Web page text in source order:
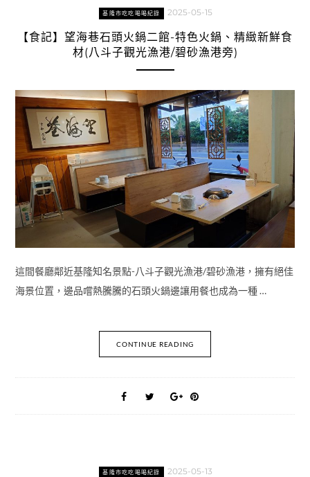
基隆市吃吃喝喝紀錄 2025-05-15
【食記】望海巷石頭火鍋二館-特色火鍋、精緻新鮮食
材(八斗子觀光漁港/碧砂漁港旁)
這間餐廳鄰近基隆知名景點-八斗子觀光漁港/碧砂漁港，擁有絕佳
海景位置，邊品嚐熱騰騰的石頭火鍋邊讓用餐也成為一種 …
CONTINUE READING
基隆市吃吃喝喝紀錄 2025-05-13